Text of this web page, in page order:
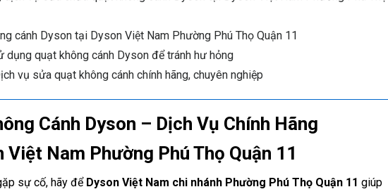
cánh Dyson tại Dyson Việt Nam Phường Phú Thọ Quận 11
quạt không cánh Dyson để tránh hư hỏng
vụ sửa quạt không cánh chính hãng, chuyên nghiệp
Cánh Dyson – Dịch Vụ Chính Hãng
Việt Nam Phường Phú Thọ Quận 11
sự cố, hãy để Dyson Việt Nam chi nhánh Phường Phú Thọ Quận 11 giúp